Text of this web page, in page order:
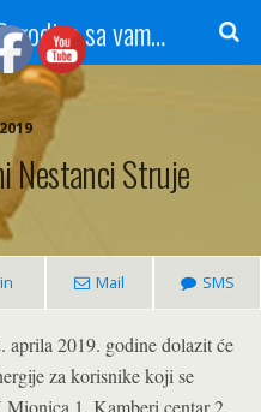
Radio Gradačac - 56 godina sa vama...
Nestanci Struje
Mail SMS
aprila 2019. godine dolazit će
za korisnike koji se
Mionica 1, Kamberi centar 2,